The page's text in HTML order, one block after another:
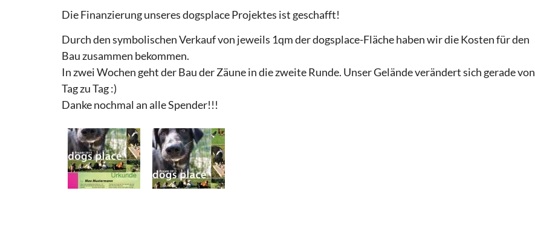
Die Finanzierung unseres dogsplace Projektes ist geschafft!
Durch den symbolischen Verkauf von jeweils 1qm der dogsplace-Fläche haben wir die Kosten für den
Bau zusammen bekommen.
In zwei Wochen geht der Bau der Zäune in die zweite Runde. Unser Gelände verändert sich gerade von
Tag zu Tag :)
Danke nochmal an alle Spender!!!